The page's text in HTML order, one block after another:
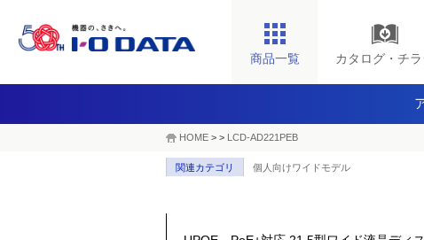
商品一覧 カタログ・チラ
HOME > > LCD-AD221PEB
関連カテゴリ 個人向けワイドモデル